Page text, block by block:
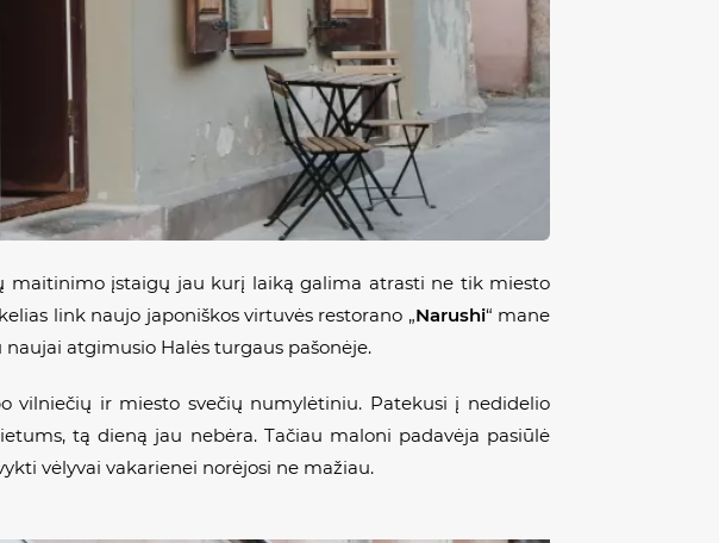
maitinimo įstaigų jau kurį laiką galima atrasti ne tik miesto
link naujo japoniškos virtuvės restorano „Narushi“ mane
atgimusio Halės turgaus pašonėje.
vilniečių ir miesto svečių numylėtiniu. Patekusi į nedidelio
tą dieną jau nebėra. Tačiau maloni padavėja pasiūlė
vėlyvai vakarienei norėjosi ne mažiau.